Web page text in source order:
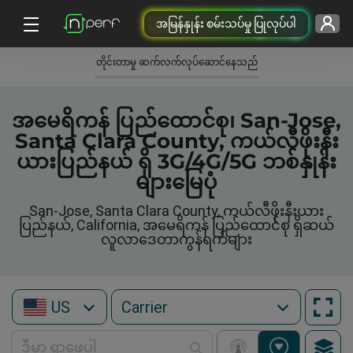
အမြန်နှုန်း စမ်းသပ်မှု ပြုလုပ်ပါ
တိုင်းတာမှု ဆက်လက်လုပ်ဆောင်နေသည်
အမေရိကန် ပြည်ထောင်စု၊ San-Jose,
Santa Clara County, ကယ်လီဖိုးနီး
ယားပြည်နယ် ရှိ 3G/4G/5G ဘစ်နှုန်း
များမြေပုံ
San-Jose, Santa Clara County, ကယ်လီဖိုးနီးယား
ပြည်နယ်, California, အမေရိကန် ပြည်ထောင်စု ရှိဆယ်
လူလာဒေတာကွန်ရက်များ
US